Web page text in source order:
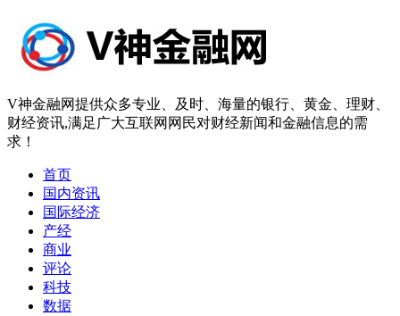
V神金融网提供众多专业、及时、海量的银行、黄金、理财、
财经资讯,满足广大互联网网民对财经新闻和金融信息的需
求！
首页
国内资讯
国际经济
产经
商业
评论
科技
数据